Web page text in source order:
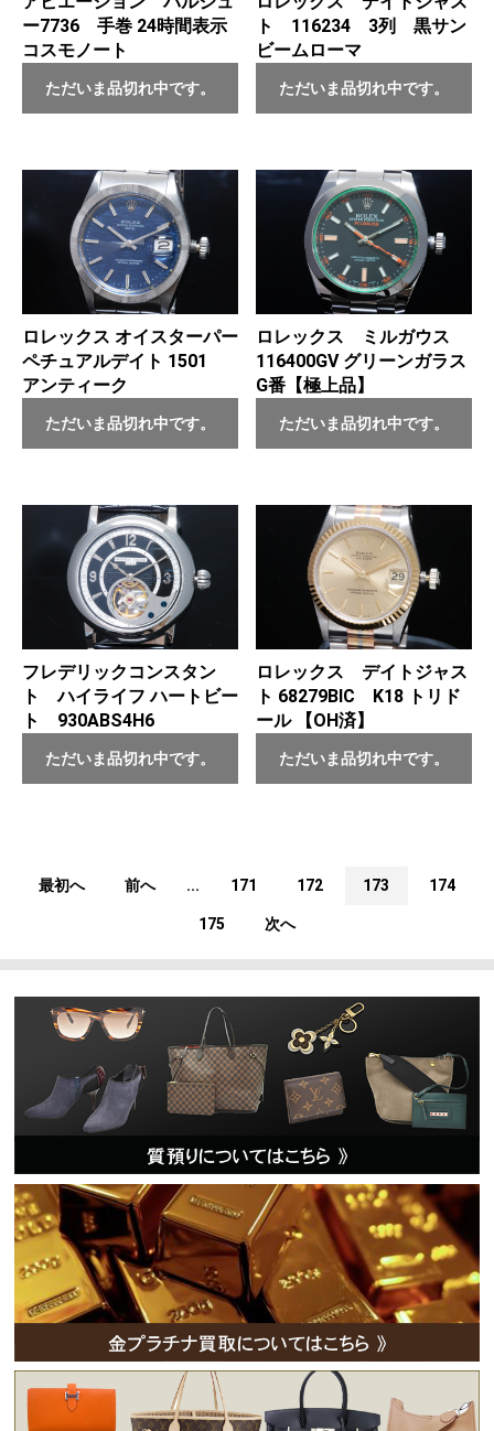
ー7736 手巻 24時間表示
コスモノート
ただいま品切れ中です。
ト 116234 3列 黒サン
ビームローマ
ただいま品切れ中です。
ロレックス オイスターパー
ペチュアルデイト 1501
アンティーク
ただいま品切れ中です。
ロレックス ミルガウス
116400GV グリーンガラス
G番【極上品】
ただいま品切れ中です。
フレデリックコンスタン
ト ハイライフ ハートビー
ト 930ABS4H6
ただいま品切れ中です。
ロレックス デイトジャス
ト 68279BIC K18 トリド
ール 【OH済】
ただいま品切れ中です。
最初へ 前へ ... 171 172 173 174
175 次へ